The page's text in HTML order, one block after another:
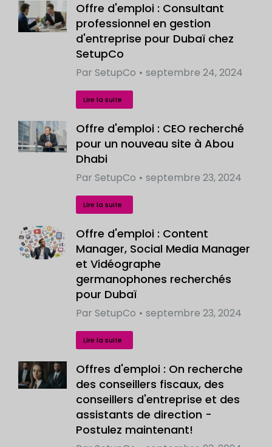
Offre d'emploi : Consultant
professionnel en gestion
d'entreprise pour Dubaï chez
SetupCo
Par SetupCo septembre 24, 2024
Lire la suite
Offre d'emploi : CEO recherché
pour un nouveau site à Abou
Dhabi
Par SetupCo septembre 23, 2024
Lire la suite
Offre d'emploi : Content
Manager, Social Media Manager
et Vidéographe
germanophones recherchés
pour Dubaï
Par SetupCo septembre 23, 2024
Lire la suite
Offres d'emploi : On recherche
des conseillers fiscaux, des
conseillers d'entreprise et des
assistants de direction -
Postulez maintenant!